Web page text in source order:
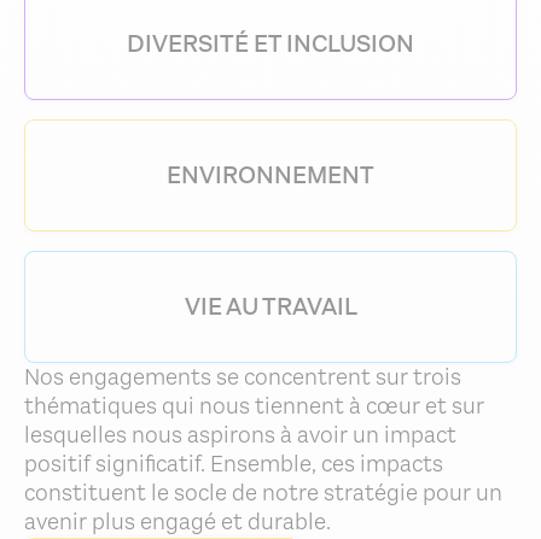
DIVERSITÉ ET INCLUSION
ENVIRONNEMENT
VIE AU TRAVAIL
Nos engagements se concentrent sur trois
thématiques qui nous tiennent à cœur et sur
lesquelles nous aspirons à avoir un impact
positif significatif. Ensemble, ces impacts
constituent le socle de notre stratégie pour un
avenir plus engagé et durable.